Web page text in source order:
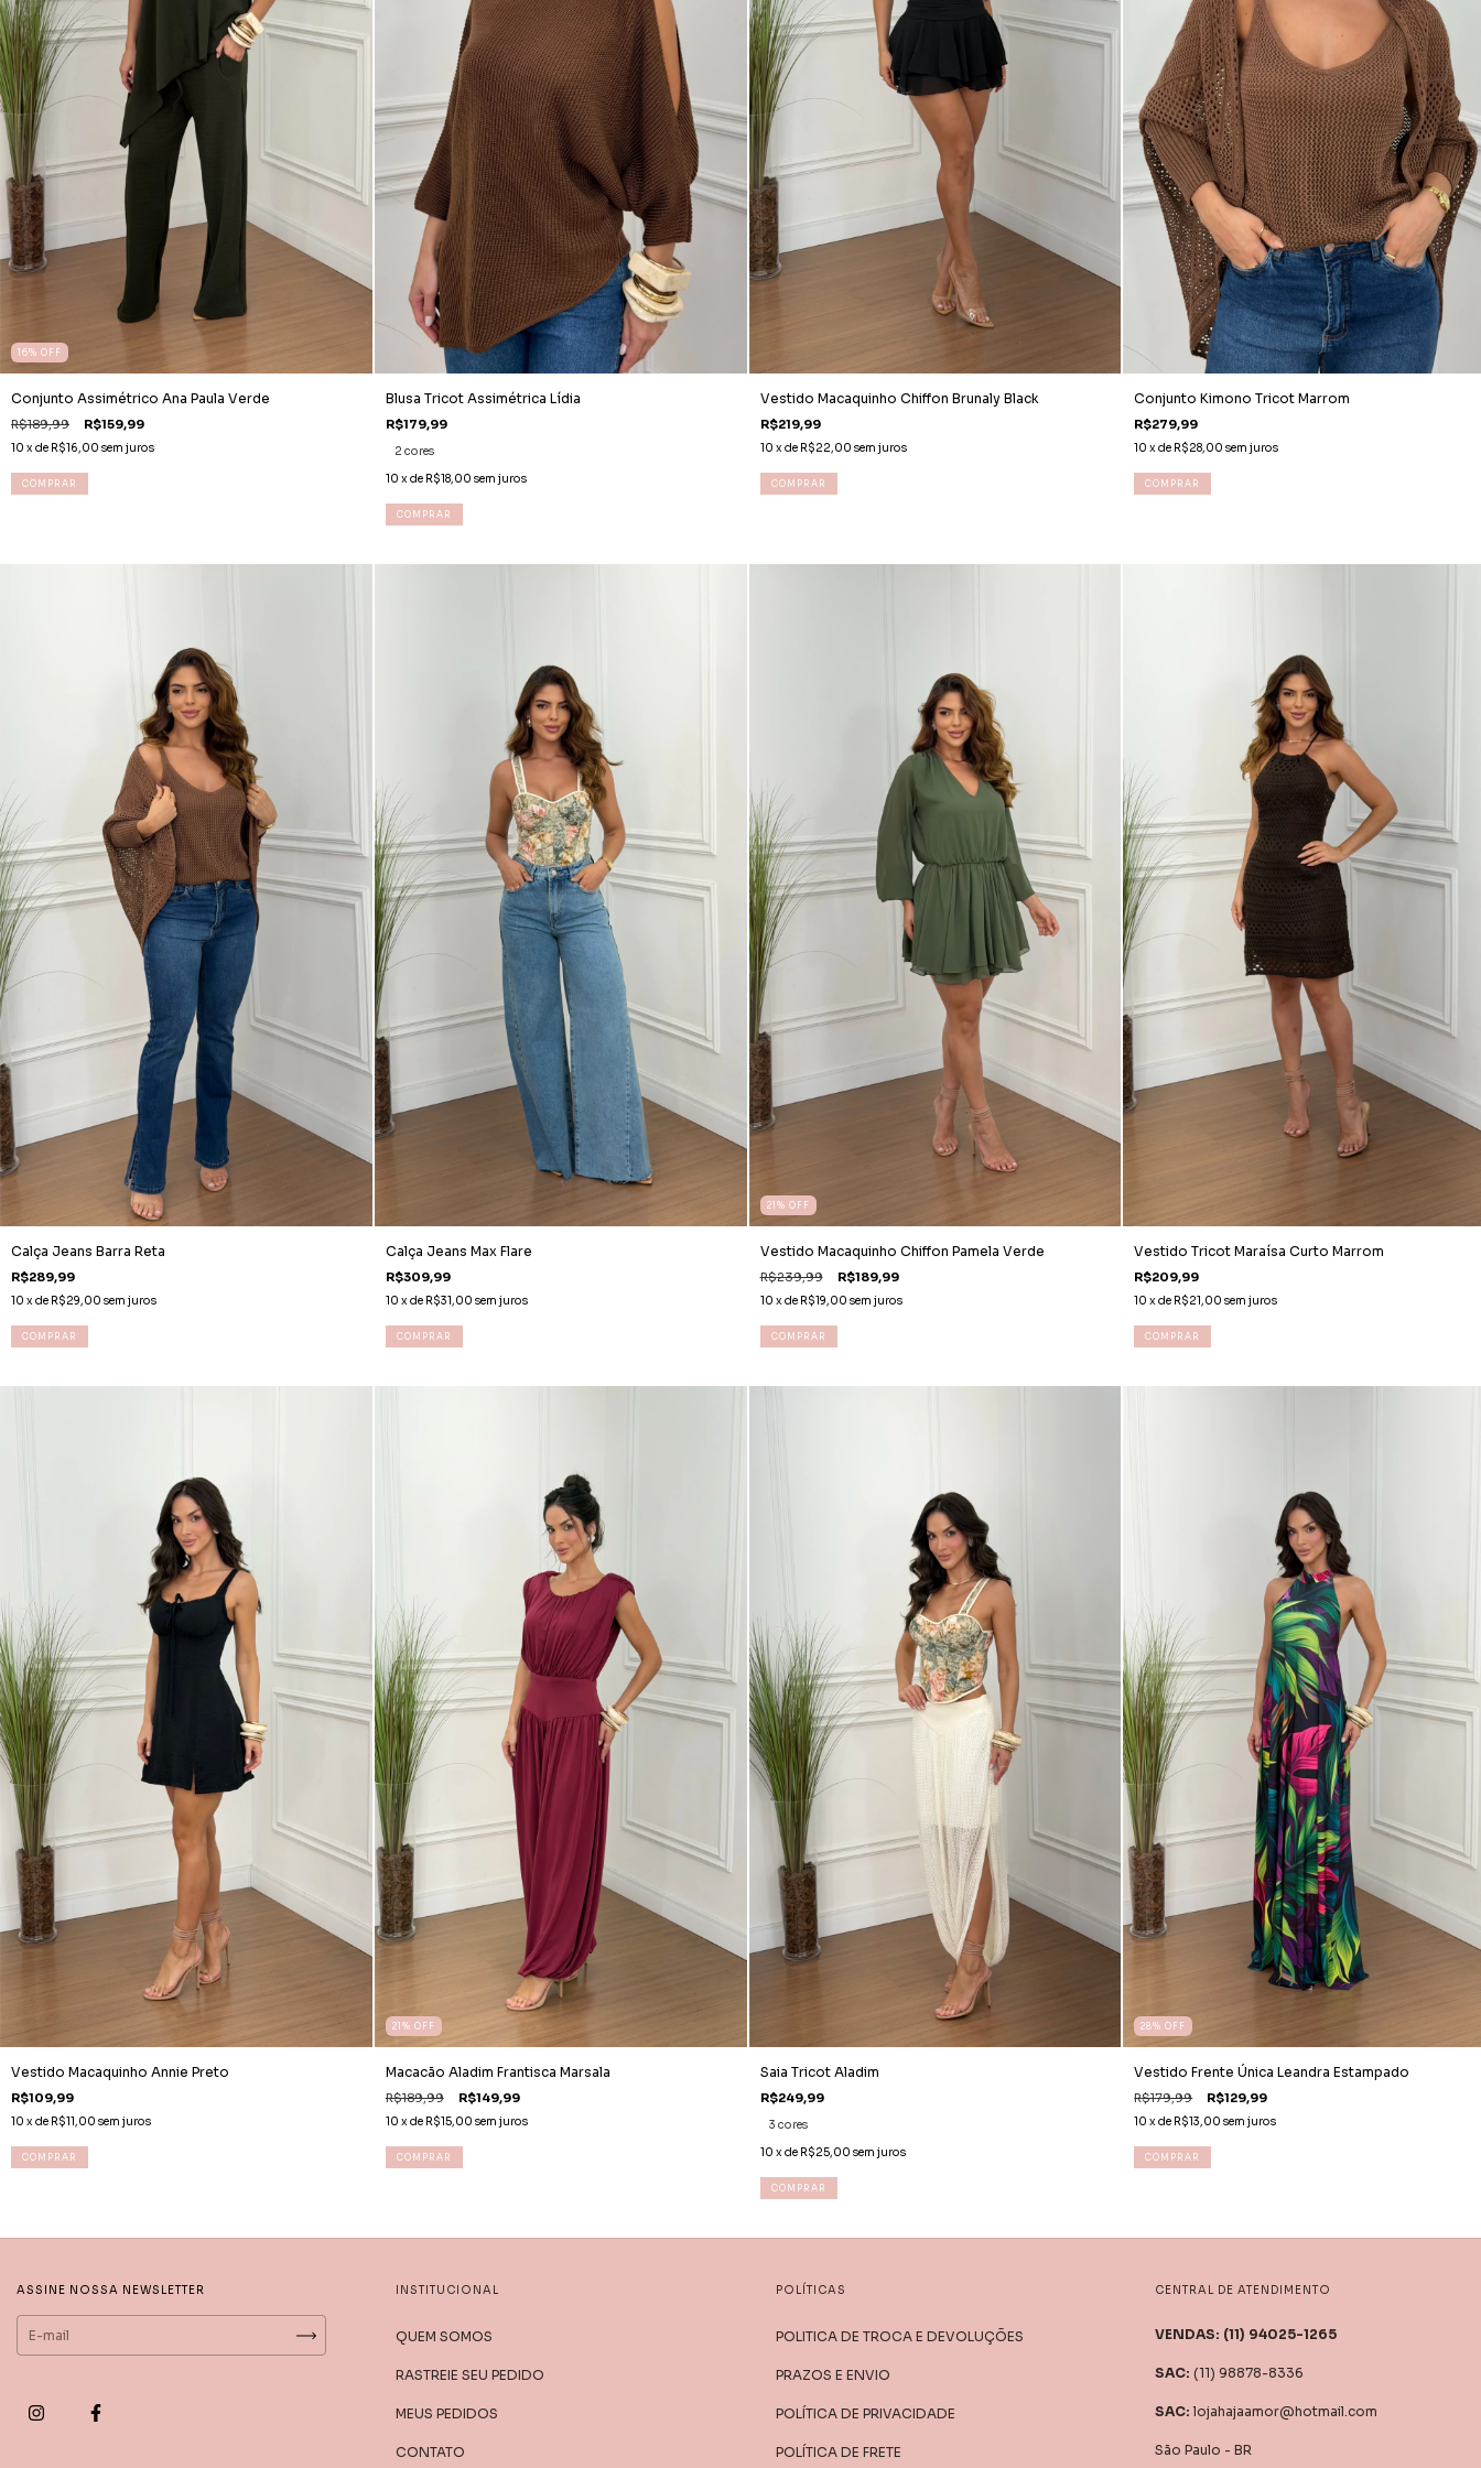
16% OFF
Conjunto Assimétrico Ana Paula Verde
R$189,99 R$159,99
10 x de R$16,00 sem juros
COMPRAR
Blusa Tricot Assimétrica Lídia
R$179,99
2 cores
10 x de R$18,00 sem juros
COMPRAR
Vestido Macaquinho Chiffon Brunaly Black
R$219,99
10 x de R$22,00 sem juros
COMPRAR
Conjunto Kimono Tricot Marrom
R$279,99
10 x de R$28,00 sem juros
COMPRAR
Calça Jeans Barra Reta
R$289,99
10 x de R$29,00 sem juros
COMPRAR
Calça Jeans Max Flare
R$309,99
10 x de R$31,00 sem juros
COMPRAR
21 % OFF
Vestido Macaquinho Chiffon Pamela Verde
R$239,99 R$189,99
10 x de R$19,00 sem juros
COMPRAR
Vestido Tricot Maraísa Curto Marrom
R$209,99
10 x de R$21,00 sem juros
COMPRAR
Vestido Macaquinho Annie Preto
R$109,99
10 x de R$11,00 sem juros
COMPRAR
21 % OFF
Macacão Aladim Frantisca Marsala
R$189,99 R$149,99
10 x de R$15,00 sem juros
COMPRAR
Saia Tricot Aladim
R$249,99
3 cores
10 x de R$25,00 sem juros
COMPRAR
28%OFF
Vestido Frente Única Leandra Estampado
R$179,99 R$129,99
10 x de R$13,00 sem juros
COMPRAR
ASSINE NOSSA NEWSLETTER INSTITUCIONAL
QUEM SOMOS
RASTREIE SEU PEDIDO
MEUS PEDIDOS
CONTATO
POLÍTICAS
POLITICA DE TROCA E DEVOLUÇÕES
PRAZOS E ENVIO
POLÍTICA DE PRIVACIDADE
POLÍTICA DE FRETE
CENTRAL DE ATENDIMENTO
(11) 98878-8336
lojahajaamor@hotmail.com
São Paulo - BR